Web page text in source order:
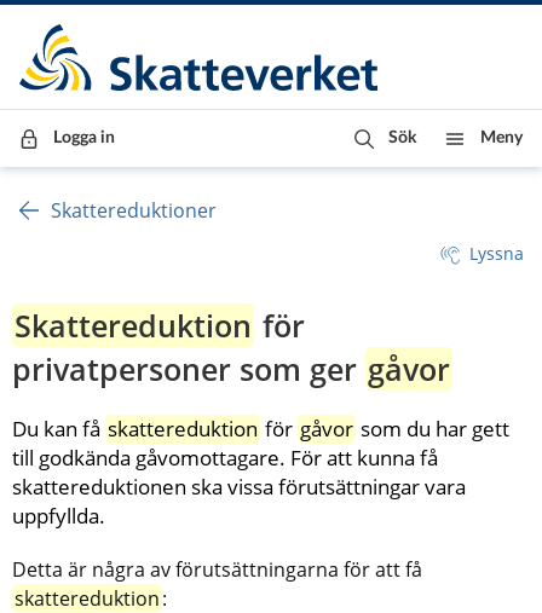
Till innehåll
Till navigationen
Till chattrobot
Logga in Sök Meny
Skattereduktioner
Lyssna
Skattereduktion för
privatpersoner som ger gåvor
Du kan få skattereduktion för gåvor som du har gett
till godkända gåvomottagare. För att kunna få
skattereduktionen ska vissa förutsättningar vara
uppfyllda.
Detta är några av förutsättningarna för att få
skattereduktion: